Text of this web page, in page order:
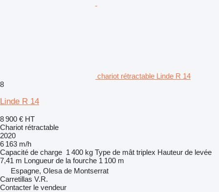
chariot rétractable Linde R 14
8
Linde R 14
8 900 € HT
Chariot rétractable
2020
6 163 m/h
Capacité de charge 1 400 kg Type de mât triplex Hauteur de levée
7,41 m Longueur de la fourche 1 100 m
Espagne, Olesa de Montserrat
Carretillas V.R.
Contacter le vendeur